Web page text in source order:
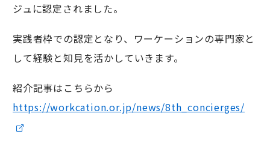
ジュに認定されました。
実践者枠での認定となり、ワーケーションの専門家と
して経験と知見を活かしていきます。
紹介記事はこちらから
https://workcation.or.jp/news/8th_concierges/